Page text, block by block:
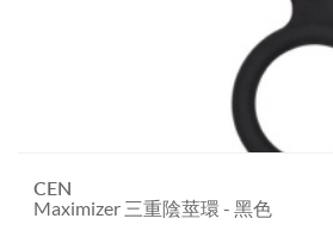
CEN
Maximizer 三重陰莖環 - 黑色